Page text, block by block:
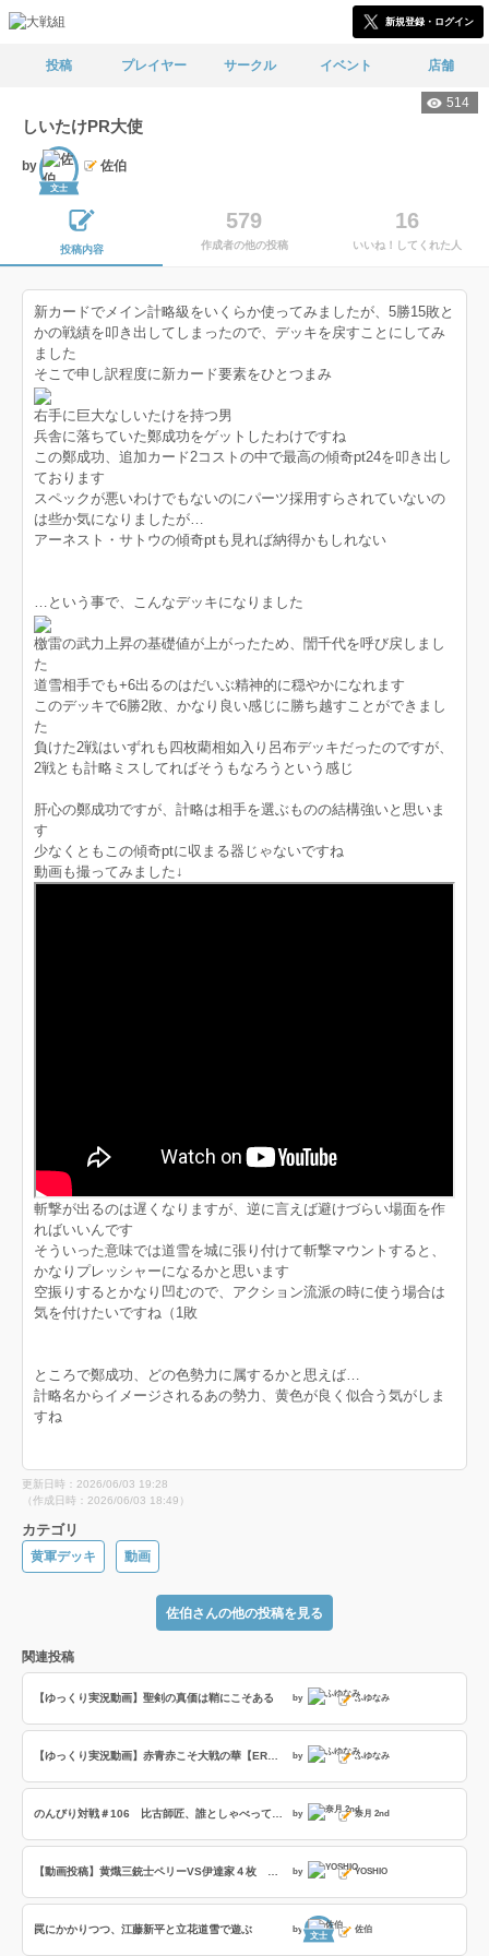
新規登録・ログイン
投稿 プレイヤー サークル イベント 店舗
514
しいたけPR大使
by
文士
佐伯
投稿内容
579
作成者の他の投稿
16
いいね！してくれた人
新カードでメイン計略級をいくらか使ってみましたが、5勝15敗と
かの戦績を叩き出してしまったので、デッキを戻すことにしてみ
ました
そこで申し訳程度に新カード要素をひとつまみ
右手に巨大なしいたけを持つ男
兵舎に落ちていた鄭成功をゲットしたわけですね
この鄭成功、追加カード2コストの中で最高の傾奇pt24を叩き出し
ております
スペックが悪いわけでもないのにパーツ採用すらされていないの
は些か気になりましたが…
アーネスト・サトウの傾奇ptも見れば納得かもしれない
…という事で、こんなデッキになりました
檄雷の武力上昇の基礎値が上がったため、誾千代を呼び戻しまし
た
道雪相手でも+6出るのはだいぶ精神的に穏やかになれます
このデッキで6勝2敗、かなり良い感じに勝ち越すことができまし
た
負けた2戦はいずれも四枚藺相如入り呂布デッキだったのですが、
2戦とも計略ミスしてればそうもなろうという感じ
肝心の鄭成功ですが、計略は相手を選ぶものの結構強いと思いま
す
少なくともこの傾奇ptに収まる器じゃないですね
動画も撮ってみました↓
斬撃が出るのは遅くなりますが、逆に言えば避けづらい場面を作
ればいいんです
そういった意味では道雪を城に張り付けて斬撃マウントすると、
かなりプレッシャーになるかと思います
空振りするとかなり凹むので、アクション流派の時に使う場合は
気を付けたいですね（1敗
ところで鄭成功、どの色勢力に属するかと思えば…
計略名からイメージされるあの勢力、黄色が良く似合う気がしま
すね
更新日時：2026/06/03 19:28
（作成日時：2026/06/03 18:49）
カテゴリ
黄軍デッキ 動画
佐伯さんの他の投稿を見る
関連投稿
【ゆっくり実況動画】聖剣の真価は鞘にこそある by ふゆなみ
by ふゆなみ
by 奈月 2nd
by YOSHIO
罠にかかりつつ、江藤新平と立花道雪で遊ぶ by
文士
佐伯